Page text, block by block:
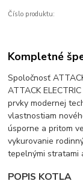
Číslo produktu:
Kompletné
Spoločnosť
ATTACK
prvky modernej
vlastnostiam
úsporne a pritom
vykurovanie
tepelnými stratami
POPIS KOTLA